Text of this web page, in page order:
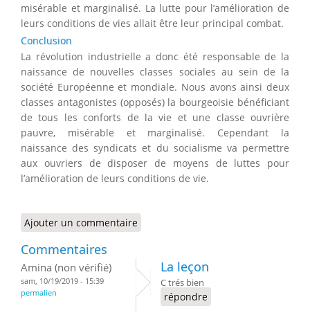
misérable et marginalisé. La lutte pour l’amélioration de
leurs conditions de vies allait être leur principal combat.
Conclusion
La révolution industrielle a donc été responsable de la
naissance de nouvelles classes sociales au sein de la
société Européenne et mondiale. Nous avons ainsi deux
classes antagonistes (opposés) la bourgeoisie bénéficiant
de tous les conforts de la vie et une classe ouvrière
pauvre, misérable et marginalisé. Cependant la
naissance des syndicats et du socialisme va permettre
aux ouvriers de disposer de moyens de luttes pour
l’amélioration de leurs conditions de vie.
Ajouter un commentaire
Commentaires
Amina (non vérifié)
sam, 10/19/2019 - 15:39
permalien
La leçon
C trés bien
répondre